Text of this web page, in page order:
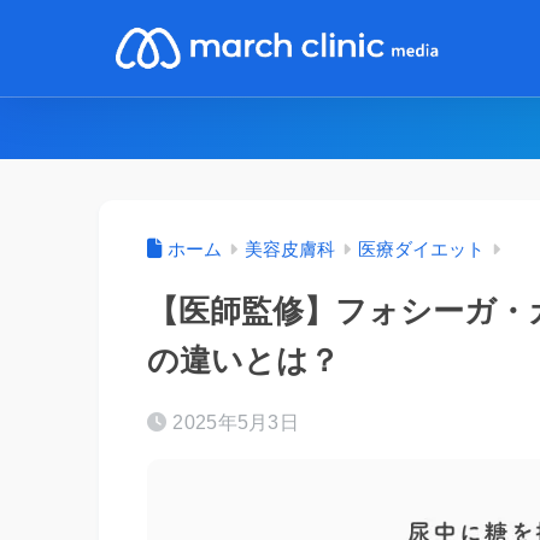
ホーム 美容皮膚科 医療ダイエット
【医師監修】フォシーガ
の違いとは？
2025年5月3日